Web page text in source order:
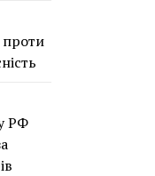
проти
РФ